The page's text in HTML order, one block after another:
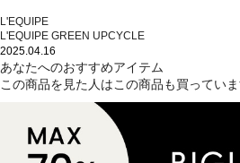
L'EQUIPE
L'EQUIPE GREEN UPCYCLE
2025.04.16
あなたへのおすすめアイテム
この商品を見た人はこの商品も買ってい